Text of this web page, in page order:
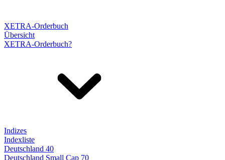
XETRA-Orderbuch
Übersicht
XETRA-Orderbuch?
Indizes
Indexliste
Deutschland 40
Deutschland Small Cap 70